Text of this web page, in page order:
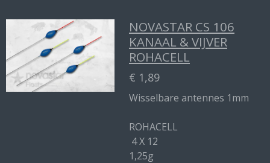
NOVASTAR CS 106
KANAAL & VIJVER
ROHACELL
€ 1,89
Wisselbare antennes 1mm
ROHACELL
4 X 12
1,25g